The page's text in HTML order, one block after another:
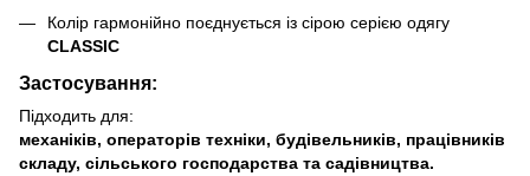
Колір гармонійно поєднується із сірою серією одягу
CLASSIC
Застосування:
Підходить для:
механіків, операторів техніки, будівельників, працівників
складу, сільського господарства та садівництва.